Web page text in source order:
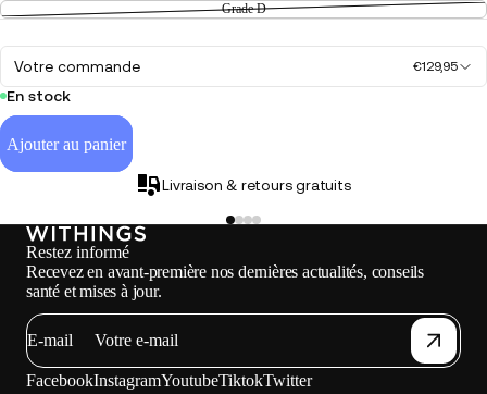
Grade D
Votre commande €129,95
En stock
Ajouter au panier
Livraison & retours gratuits
Restez informé
Recevez en avant-première nos dernières actualités, conseils
santé et mises à jour.
E-mail
FacebookInstagramYoutubeTiktokTwitter